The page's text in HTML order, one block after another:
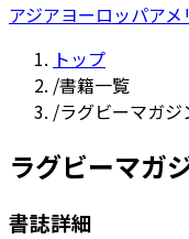
アジアヨーロッパアメ
トップ
/書籍一覧
/ラグビーマガジ
ラグビーマガ
書誌詳細